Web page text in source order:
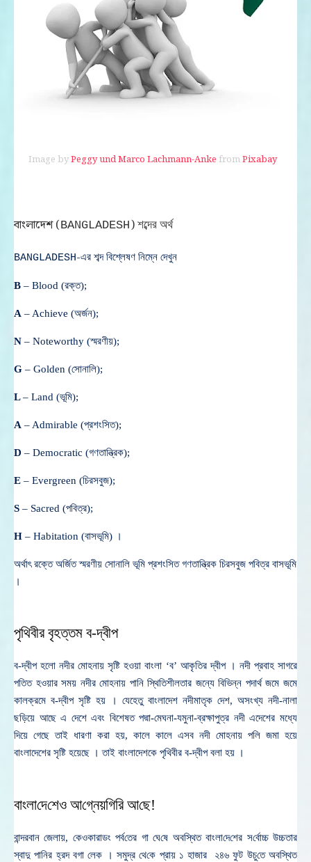
Image byPeggy und Marco Lachmann-Anke fromPixabay
বাংলাদেশ (BANGLADESH) শব্দের অর্থ
BANGLADESH-এর শব্দ বিশ্লেষণ নিম্নে দেখুন
B – Blood (রক্ত);
A – Achieve (অর্জন);
N – Noteworthy (স্মরণীয়);
G – Golden (সোনালি);
L– Land (ভূমি);
A – Admirable (প্রশংসিত);
D – Democratic (গণতান্ত্রিক);
E – Evergreen (চিরসবুজ);
S – Sacred (পবিত্র);
H – Habitation (বাসভূমি) ।
অর্থাৎ রক্তে অর্জিত স্মরণীয় সোনালি ভূমি প্রশংসিত গণতান্ত্রিক চিরসবুজ পবিত্র বাসভূমি
।
পৃথিবীর বৃহত্তম ব-দ্বীপ
ব-দ্বীপ হলো নদীর মোহনায় সৃষ্টি হওয়া বাংলা ‘ব’ আকৃতির দ্বীপ । নদী প্রবাহ সাগরে
পতিত হওয়ার সময় নদীর মোহনায় পানি স্থিতিশীলতার জন্যে বিভিন্ন পদার্থ জমে জমে
কালক্রমে ব-দ্বীপ সৃষ্টি হয় । যেহেতু বাংলাদেশ নদীমাতৃক দেশ, অসংখ্য নদী-নালা
ছড়িয়ে আছে এ দেশে এবং বিশেষত পদ্মা-মেঘনা-যমুনা-ব্রক্ষাপুত্র নদী এদেশের মধ্যে
দিয়ে গেছে তাই ধারণা করা হয়, কালে কালে এসব নদী মোহনায় পলি জমা হয়ে
বাংলাদেশের সৃষ্টি হয়েছে । তাই বাংলাদেশকে পৃথিবীর ব-দ্বীপ বলা হয় ।
বাংলা‌দে‌‌শেও আ‌গ্নেয়‌গি‌রি আ‌‌ছে!
বান্দরবান জেলায়, ‌কেওকারাডং পর্ব‌তের গা ‌‌ঘে‌ষে অব‌‌‌স্থিত বাংলা‌দে‌শের স‌র্বোচ্চ উচ্চতার
স্বাদু পা‌নির হ্রদ বগা লেক । সমুদ্র ‌থে‌কে প্রায় ১ হাজার ২৪৬ ফুট উচু‌তে অব‌‌‌‌স্থিত